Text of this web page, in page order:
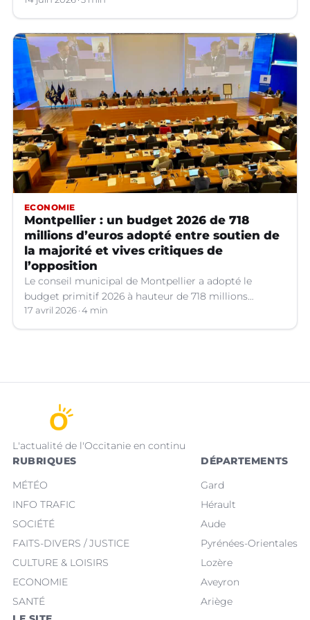
ECONOMIE
Montpellier : un budget 2026 de 718
millions d’euros adopté entre soutien de
la majorité et vives critiques de
l’opposition
Le conseil municipal de Montpellier a adopté le
budget primitif 2026 à hauteur de 718 millions
d’euros, qui a suscité de vifs débats.
17 avril 2026 4 min
L'actualité de l'Occitanie en continu
RUBRIQUES
MÉTÉO
INFO TRAFIC
SOCIÉTÉ
FAITS-DIVERS / JUSTICE
CULTURE & LOISIRS
ECONOMIE
SANTÉ
DÉPARTEMENTS
Gard
Hérault
Aude
Pyrénées-Orientales
Lozère
Aveyron
Ariège